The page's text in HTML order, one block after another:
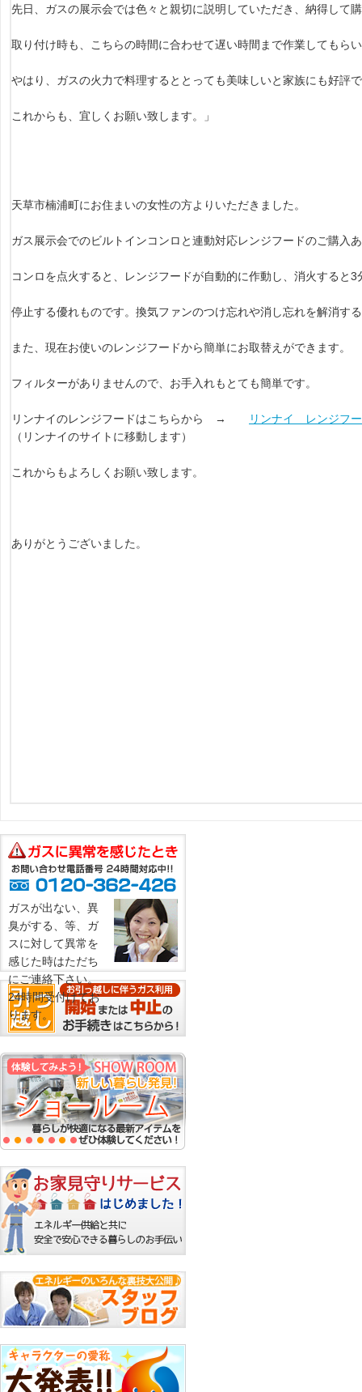
先日、ガスの展示会では色々と親切に説明していただき、納得して
取り付け時も、こちらの時間に合わせて遅い時間まで作業してもら
やはり、ガスの火力で料理するととっても美味しいと家族にも好評
これからも、宜しくお願い致します。」
天草市楠浦町にお住まいの女性の方よりいただきました。
ガス展示会でのビルトインコンロと連動対応レンジフードのご購入
コンロを点火すると、レンジフードが自動的に作動し、消火すると3
停止する優れものです。換気ファンのつけ忘れや消し忘れを解消す
また、現在お使いのレンジフードから簡単にお取替えができます。
フィルターがありませんので、お手入れもとても簡単です。
リンナイのレンジフードはこちらから →
リンナイ レンジフ
（リンナイのサイトに移動します）
これからもよろしくお願い致します。
ありがとうございました。
ガスが出ない、異
臭がする、等、ガ
スに対して異常を
感じた時はただち
にご連絡下さい。
24時間受付けてお
ります。